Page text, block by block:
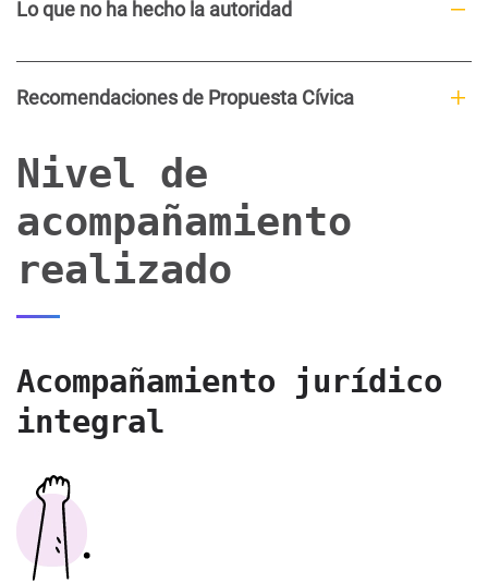
Lo que no ha hecho la autoridad
Recomendaciones de Propuesta Cívica
Nivel de
acompañamiento
realizado
Acompañamiento jurídico
integral